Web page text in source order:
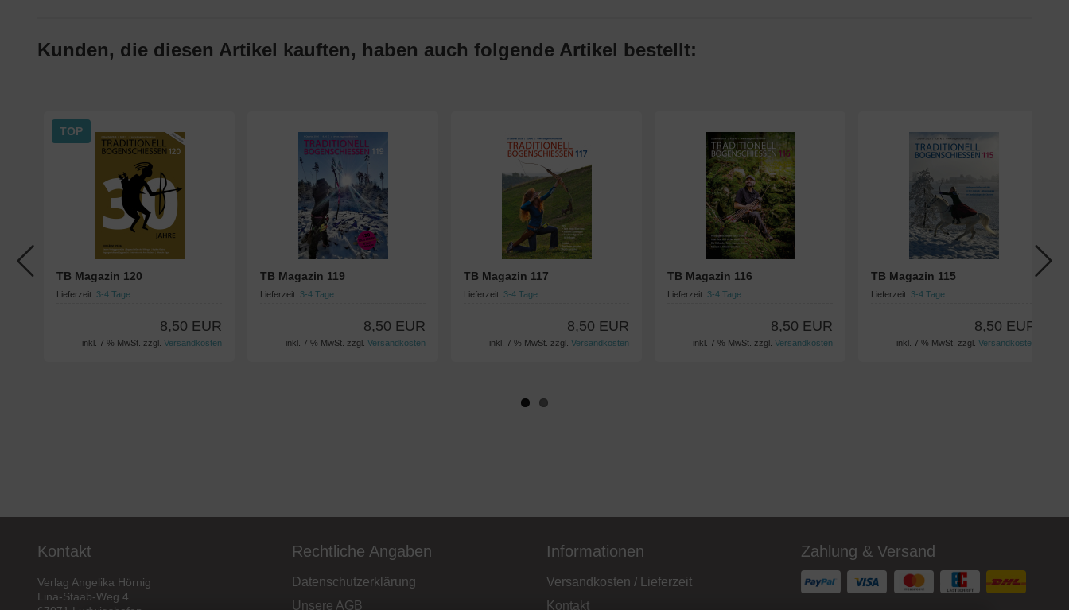
Kunden, die diesen Artikel kauften, haben auch folgende Artikel bestellt:
TB Magazin 120
Lieferzeit: 3-4 Tage
8,50 EUR
inkl. 7 % MwSt. zzgl. Versandkosten
TOP
TB Magazin 119
Lieferzeit: 3-4 Tage
8,50 EUR
inkl. 7 % MwSt. zzgl. Versandkosten
TB Magazin 117
Lieferzeit: 3-4 Tage
8,50 EUR
inkl. 7 % MwSt. zzgl. Versandkosten
TB Magazin 116
Lieferzeit: 3-4 Tage
8,50 EUR
inkl. 7 % MwSt. zzgl. Versandkosten
TB Magazin 115
Lieferzeit: 3-4 Tage
8,50 EUR
inkl. 7 % MwSt. zzgl. Versandkosten
Kontakt
Verlag Angelika Hörnig
Lina-Staab-Weg 4
Rechtliche Angaben
Datenschutzerklärung
Unsere AGB
Informationen
Versandkosten / Lieferzeit
Kontakt
Zahlung & Versand